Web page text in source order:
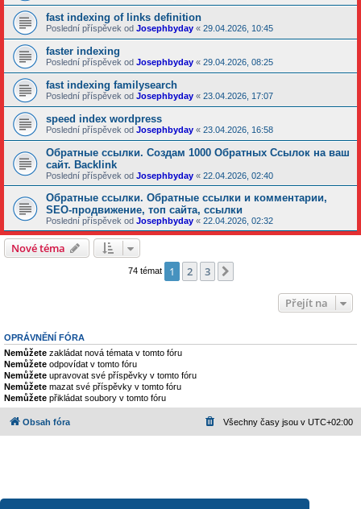
fast indexing of links definition
Poslední příspěvek od Josephbyday « 29.04.2026, 10:45
faster indexing
Poslední příspěvek od Josephbyday « 29.04.2026, 08:25
fast indexing familysearch
Poslední příspěvek od Josephbyday « 23.04.2026, 17:07
speed index wordpress
Poslední příspěvek od Josephbyday « 23.04.2026, 16:58
Обратные ссылки. Создам 1000 Обратных Ссылок на ваш
сайт. Backlink
Poslední příspěvek od Josephbyday « 22.04.2026, 02:40
Обратные ссылки. Обратные ссылки и комментарии,
SEO-продвижение, топ сайта, ссылки
Poslední příspěvek od Josephbyday « 22.04.2026, 02:32
Nové téma
74 témat 1 2 3
Přejít na
OPRÁVNĚNÍ FÓRA
Nemůžete zakládat nová témata v tomto fóru
Nemůžete odpovídat v tomto fóru
Nemůžete upravovat své příspěvky v tomto fóru
Nemůžete mazat své příspěvky v tomto fóru
Nemůžete přikládat soubory v tomto fóru
Obsah fóra Všechny časy jsou v UTC+02:00